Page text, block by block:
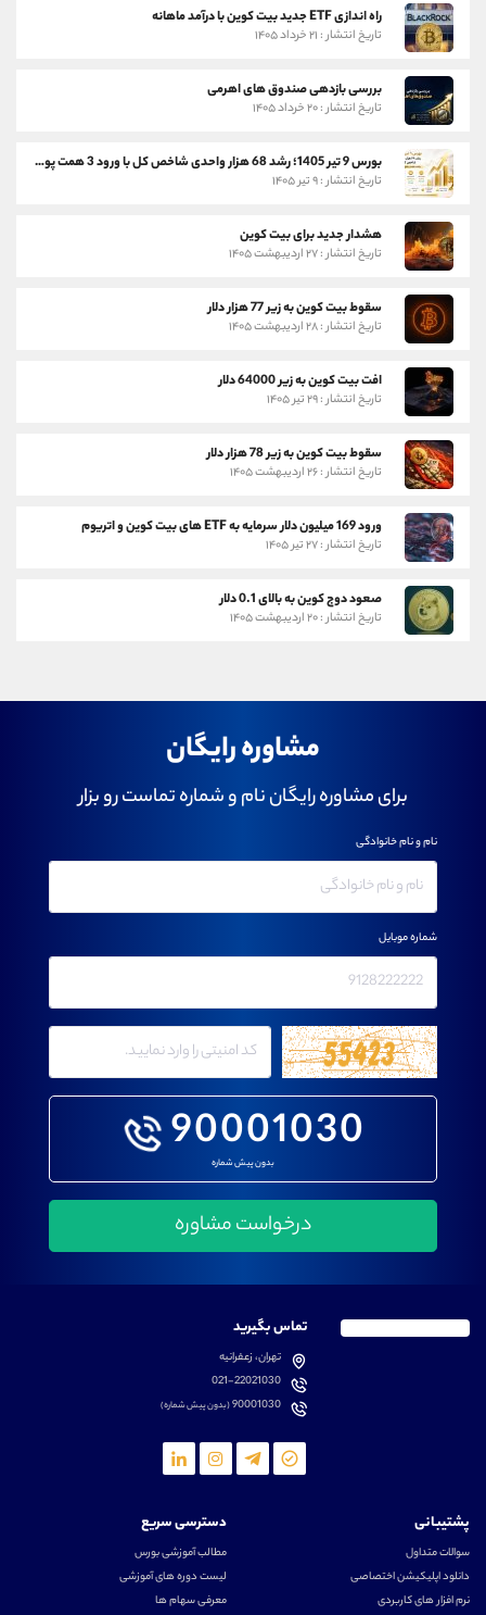
راه اندازی ETF جدید بیت کوین با درآمد ماهانه
تاریخ انتشار : ۲۱ خرداد ۱۴۰۵
بررسی بازدهی صندوق های اهرمی
تاریخ انتشار : ۲۰ خرداد ۱۴۰۵
بورس 9 تیر 1405؛ رشد 68 هزار واحدی شاخص کل با ورود 3 همت پول حقیقی
تاریخ انتشار : ۹ تیر ۱۴۰۵
هشدار جدید برای بیت کوین
تاریخ انتشار : ۲۷ اردیبهشت ۱۴۰۵
سقوط بیت کوین به زیر 77 هزار دلار
تاریخ انتشار : ۲۸ اردیبهشت ۱۴۰۵
افت بیت کوین به زیر 64000 دلار
تاریخ انتشار : ۲۹ تیر ۱۴۰۵
سقوط بیت کوین به زیر 78 هزار دلار
تاریخ انتشار : ۲۶ اردیبهشت ۱۴۰۵
ورود 169 میلیون دلار سرمایه به ETF های بیت کوین و اتریوم
تاریخ انتشار : ۲۷ تیر ۱۴۰۵
صعود دوج کوین به بالای 0.1 دلار
تاریخ انتشار : ۲۰ اردیبهشت ۱۴۰۵
مشاوره رایگان
برای مشاوره رایگان نام و شماره تماست رو بزار
90001030
بدون پیش شماره
نام و نام خانوادگی
شماره موبایل
تماس بگیرید
تهران، زعفرانیه
021-22021030
90001030(بدون پیش شماره)
پشتیبانی
سوالات متداول
دانلود اپلیکیشن اختصاصی
نرم افزار های کاربردی
دسترسی سریع
مطالب آموزشی بورس
لیست دوره های آموزشی
معرفی سهام ها